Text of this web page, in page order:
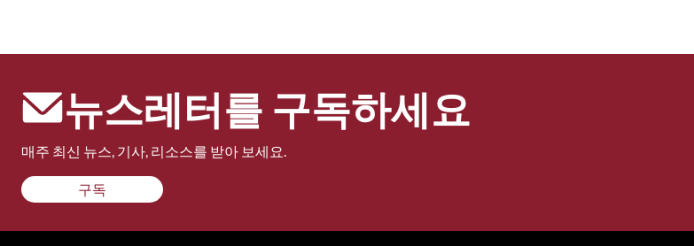
뉴스레터를 구독하세요
매주 최신 뉴스, 기사, 리소스를 받아 보세요.
구독